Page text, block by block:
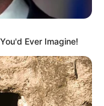
Ever Imagine!